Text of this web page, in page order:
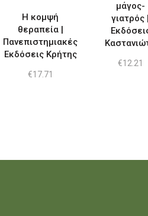
Η κομψή
θεραπεία |
Πανεπιστημιακές
Εκδόσεις Κρήτης
€17.71
μάγος-
γιατρός
€12.21